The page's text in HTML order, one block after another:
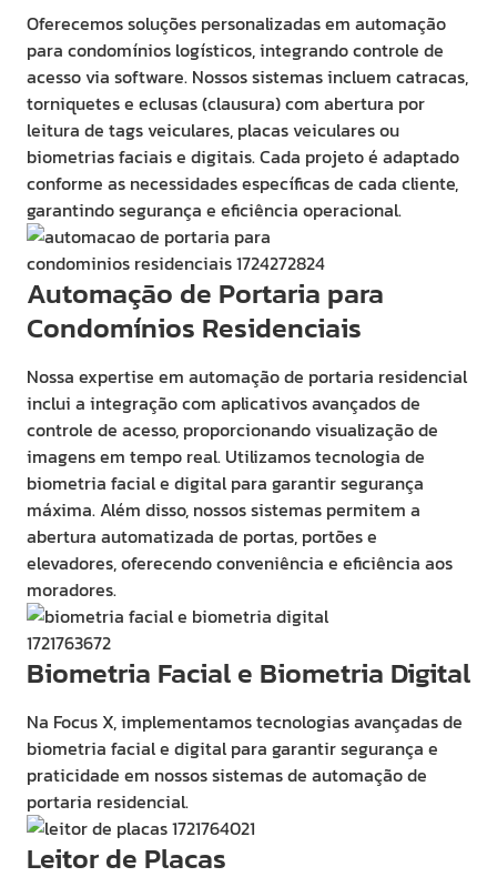
Oferecemos soluções personalizadas em automação
para condomínios logísticos, integrando controle de
acesso via software. Nossos sistemas incluem catracas,
torniquetes e eclusas (clausura) com abertura por
leitura de tags veiculares, placas veiculares ou
biometrias faciais e digitais. Cada projeto é adaptado
conforme as necessidades específicas de cada cliente,
garantindo segurança e eficiência operacional.
Automação de Portaria para
Condomínios Residenciais
Nossa expertise em automação de portaria residencial
inclui a integração com aplicativos avançados de
controle de acesso, proporcionando visualização de
imagens em tempo real. Utilizamos tecnologia de
biometria facial e digital para garantir segurança
máxima. Além disso, nossos sistemas permitem a
abertura automatizada de portas, portões e
elevadores, oferecendo conveniência e eficiência aos
moradores.
Biometria Facial e Biometria Digital
Na Focus X, implementamos tecnologias avançadas de
biometria facial e digital para garantir segurança e
praticidade em nossos sistemas de automação de
portaria residencial.
Leitor de Placas